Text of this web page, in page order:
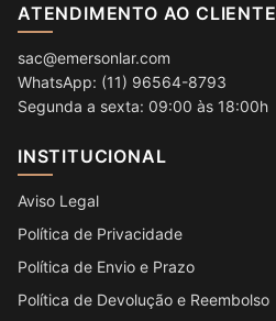
ATENDIMENTO AO CLIENTE
sac@emersonlar.com
WhatsApp: (11) 96564-8793
Segunda a sexta: 09:00 às 18:00h
INSTITUCIONAL
Aviso Legal
Política de Privacidade
Política de Envio e Prazo
Política de Devolução e Reembolso